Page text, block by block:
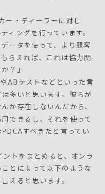
ー・ディーラーに対し
ィングを行っています。
ータを使って、より顧客
らえれば、これは協力関
？」
ABテストなどといった言
多いと思います。彼らが
か存在しないんだから、
できるし、それを使って
すべきだと言ってい
トをまとめると、オンラ
とによって以下のような
えると思います。